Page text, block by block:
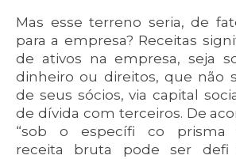
Mas esse terreno seria, de
para a empresa? Receitas
de ativos na empresa, seja
dinheiro ou direitos, que não
de seus sócios, via capital
de dívida com terceiros. De
“sob o específi co prisma
receita bruta pode ser